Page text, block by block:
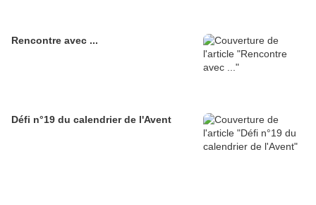
Rencontre avec ...
Défi n°19 du calendrier de l'Avent